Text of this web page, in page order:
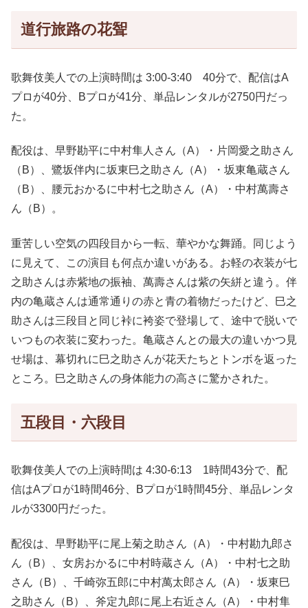
道行旅路の花聟
歌舞伎美人での上演時間は 3:00-3:40 40分で、配信はA
プロが40分、Bプロが41分、単品レンタルが2750円だっ
た。
配役は、早野勘平に中村隼人さん（A）・片岡愛之助さん
（B）、鷺坂伴内に坂東巳之助さん（A）・坂東亀蔵さん
（B）、腰元おかるに中村七之助さん（A）・中村萬壽さ
ん（B）。
重苦しい空気の四段目から一転、華やかな舞踊。同じよう
に見えて、この演目も何点か違いがある。お軽の衣装が七
之助さんは赤紫地の振袖、萬壽さんは紫の矢絣と違う。伴
内の亀蔵さんは通常通りの赤と青の着物だったけど、巳之
助さんは三段目と同じ裃に袴姿で登場して、途中で脱いで
いつもの衣装に変わった。亀蔵さんとの最大の違いかつ見
せ場は、幕切れに巳之助さんが花天たちとトンボを返った
ところ。巳之助さんの身体能力の高さに驚かされた。
五段目・六段目
歌舞伎美人での上演時間は 4:30-6:13 1時間43分で、配
信はAプロが1時間46分、Bプロが1時間45分、単品レンタ
ルが3300円だった。
配役は、早野勘平に尾上菊之助さん（A）・中村勘九郎さ
ん（B）、女房おかるに中村時蔵さん（A）・中村七之助
さん（B）、千崎弥五郎に中村萬太郎さん（A）・坂東巳
之助さん（B）、斧定九郎に尾上右近さん（A）・中村隼